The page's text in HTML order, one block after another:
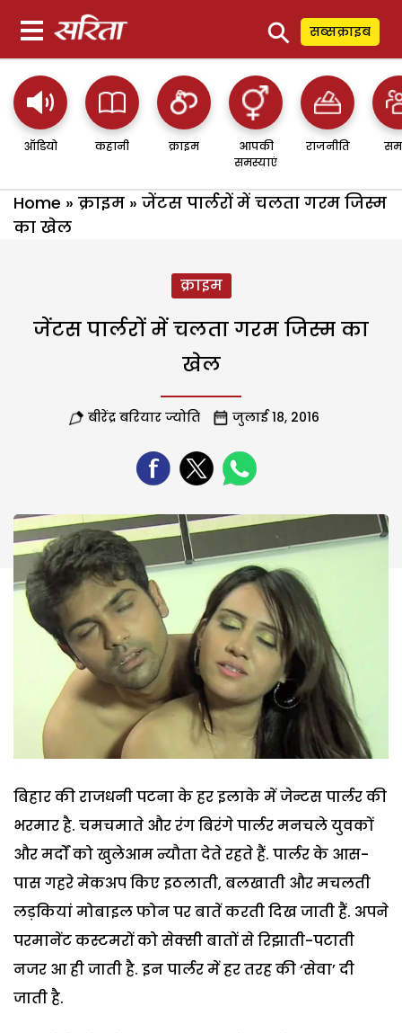
⚲ सब्सक्राइब
ऑडियो कहानी क्राइम
आपकी
समस्याएं
राजनीति
Home » क्राइम » जेंटस पार्लरों में चलता गरम जिस्म
का खेल
क्राइम
जेंटस पार्लरों में चलता गरम जिस्म का
खेल
बीरेंद्र बरियार ज्योति जुलाई 18, 2016
बिहार की राजधनी पटना के हर इलाके में जेन्टस पार्लर की
भरमार है. चमचमाते और रंग बिरंगे पार्लर मनचले युवकों
और मर्दों को खुलेआम न्यौता देते रहते हैं. पार्लर के आस-
पास गहरे मेकअप किए इठलाती, बलखाती और मचलती
लड़कियां मोबाइल फोन पर बातें करती दिख जाती हैं. अपने
परमानेंट कस्टमरों को सेक्सी बातों से रिझाती-पटाती
नजर आ ही जाती है. इन पार्लर में हर तरह की ‘सेवा’ दी
जाती है.